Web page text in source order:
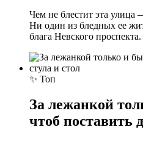
Чем не блестит эта
Ни один из бледных ее
блага Невского проспекта.
✨ Топ
За лежанкой
чтоб поставить